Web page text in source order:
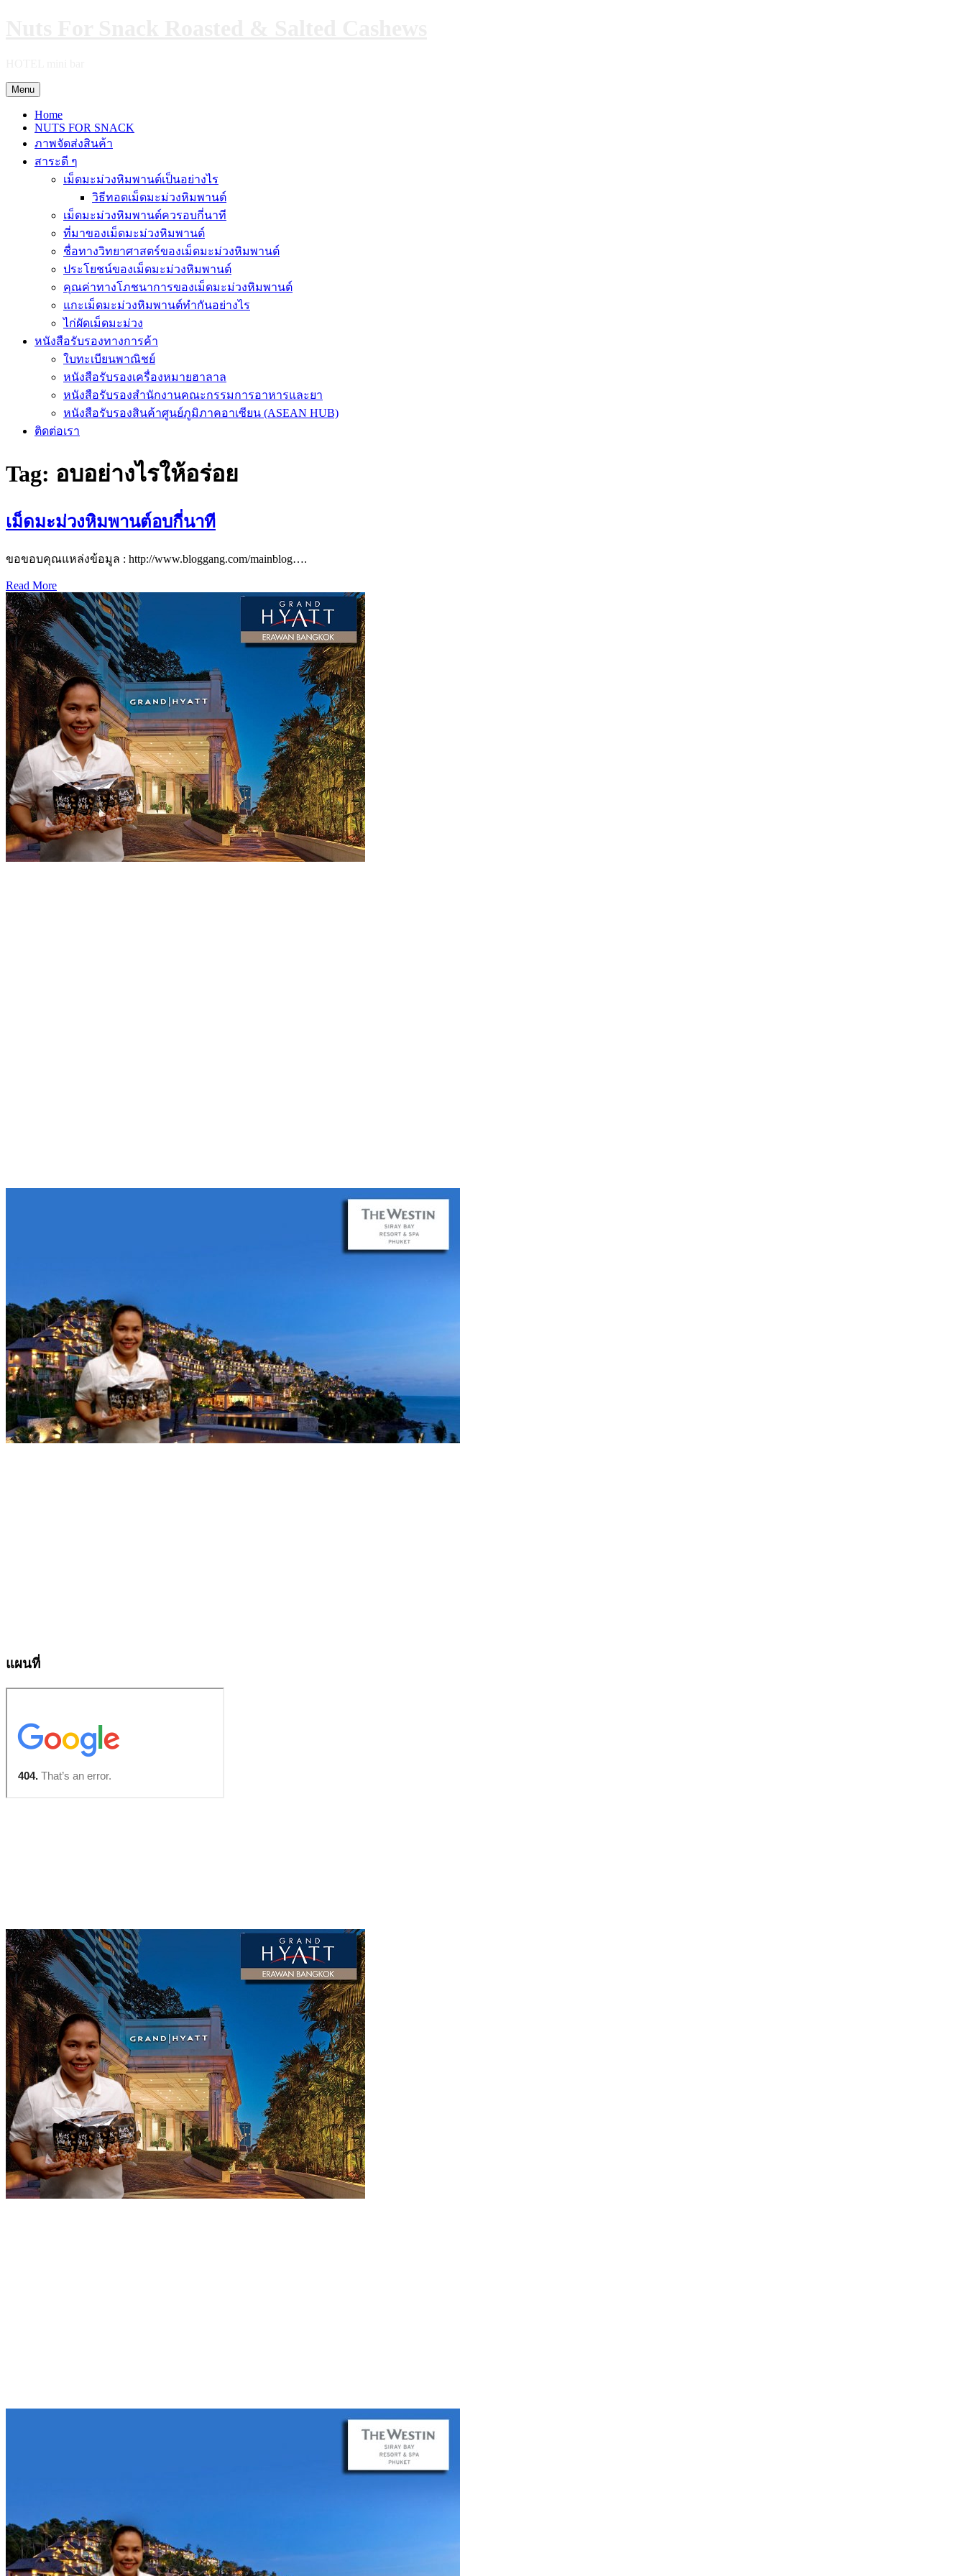
Menu
Home
NUTS FOR SNACK
ภาพจัดส่งสินค้า
สาระดี ๆ
เม็ดมะม่วงหิมพานต์เป็นอย่างไร
วิธีทอดเม็ดมะม่วงหิมพานต์
เม็ดมะม่วงหิมพานต์ควรอบกี่นาที
ที่มาของเม็ดมะม่วงหิมพานต์
ชื่อทางวิทยาศาสตร์ของเม็ดมะม่วงหิมพานต์
ประโยชน์ของเม็ดมะม่วงหิมพานต์
คุณค่าทางโภชนาการของเม็ดมะม่วงหิมพานต์
แกะเม็ดมะม่วงหิมพานต์ทำกันอย่างไร
ไก่ผัดเม็ดมะม่วง
หนังสือรับรองทางการค้า
ใบทะเบียนพาณิชย์
หนังสือรับรองเครื่องหมายฮาลาล
หนังสือรับรองสำนักงานคณะกรรมการอาหารและยา
หนังสือรับรองสินค้าศูนย์ภูมิภาคอาเซียน (ASEAN HUB)
ติดต่อเรา
Tag: อบอย่างไรให้อร่อย
เม็ดมะม่วงหิมพานต์อบกี่นาที
ขอขอบคุณแหล่งข้อมูล : http://www.bloggang.com/mainblog….
Read More
แผนที่